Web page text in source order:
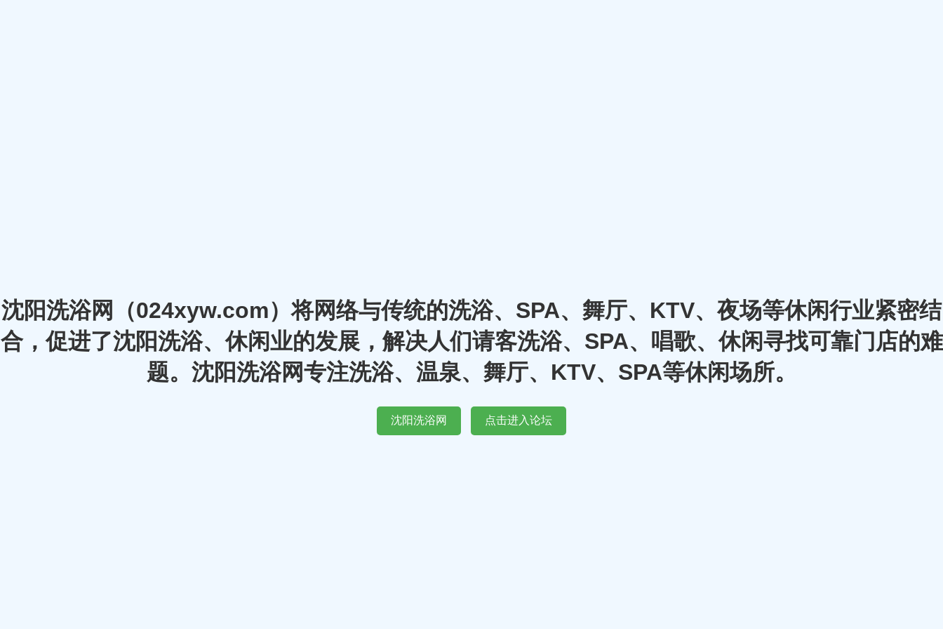
沈阳洗浴网（024xyw.com）将网络与传统的洗浴、SPA、舞厅、KTV、夜场等休闲行业紧密结
合，促进了沈阳洗浴、休闲业的发展，解决人们请客洗浴、SPA、唱歌、休闲寻找可靠门店的难
题。沈阳洗浴网专注洗浴、温泉、舞厅、KTV、SPA等休闲场所。
沈阳洗浴网 点击进入论坛